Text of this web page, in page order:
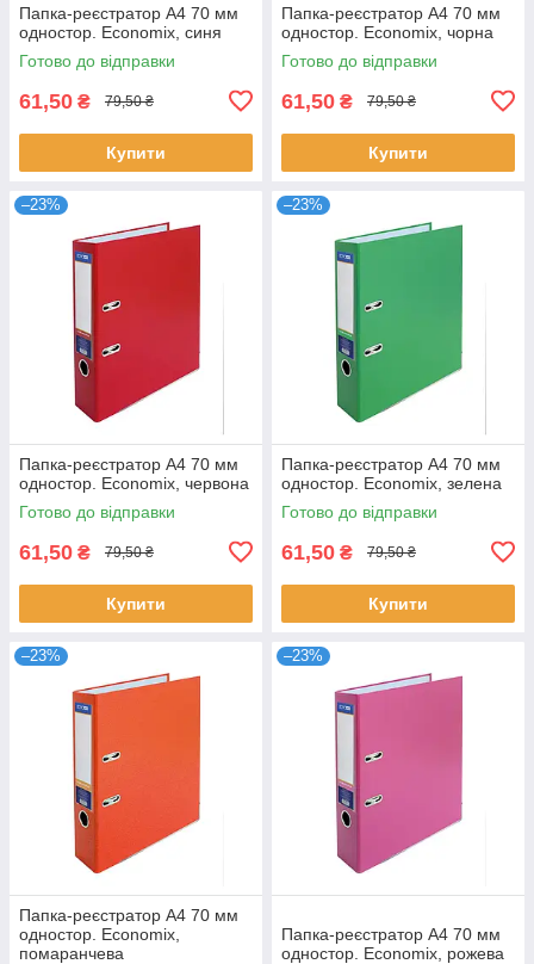
Папка-реєстратор А4 70 мм
одностор. Economix, синя
Готово до відправки
61,50 ₴ 79,50 ₴
Купити
Папка-реєстратор А4 70 мм
одностор. Economix, чорна
Готово до відправки
61,50 ₴ 79,50 ₴
Купити
–23%
Папка-реєстратор А4 70 мм
одностор. Economix, червона
Готово до відправки
61,50 ₴ 79,50 ₴
Купити
–23%
Папка-реєстратор А4 70 мм
одностор. Economix, зелена
Готово до відправки
61,50 ₴ 79,50 ₴
Купити
–23%
Папка-реєстратор А4 70 мм
одностор. Economix,
помаранчева
–23%
Папка-реєстратор А4 70 мм
одностор. Economix, рожева